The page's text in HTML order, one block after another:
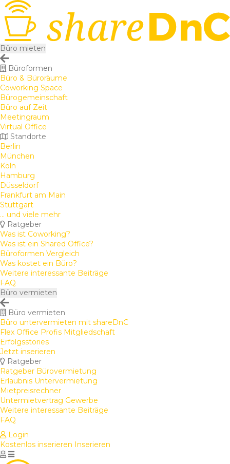
Büro mieten
Büroformen
Büro & Büroräume
Coworking Space
Bürogemeinschaft
Büro auf Zeit
Meetingraum
Virtual Office
Standorte
Berlin
München
Köln
Hamburg
Düsseldorf
Frankfurt am Main
Stuttgart
... und viele mehr
Ratgeber
Was ist Coworking?
Was ist ein Shared Office?
Büroformen Vergleich
Was kostet ein Büro?
Weitere interessante Beiträge
FAQ
Büro vermieten
Büro vermieten
Büro untervermieten mit shareDnC
Flex Office Profis Mitgliedschaft
Erfolgsstories
Jetzt inserieren
Ratgeber
Ratgeber Bürovermietung
Erlaubnis Untervermietung
Mietpreisrechner
Untermietvertrag Gewerbe
Weitere interessante Beiträge
FAQ
Login
Kostenlos inserieren Inserieren